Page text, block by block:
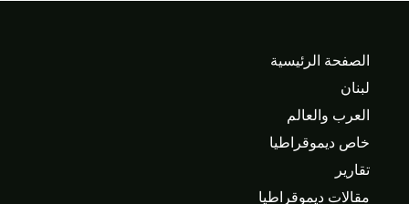
الصفحة الرئيسية
لبنان
العرب والعالم
خاص ديموقراطيا
تقارير
مقالات ديموقراطيا